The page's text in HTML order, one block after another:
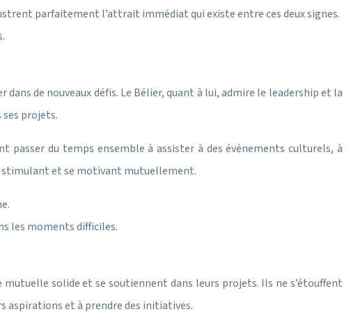
parfaitement l’attrait immédiat qui existe entre ces deux signes.
de nouveaux défis. Le Bélier, quant à lui, admire le leadership et la
projets.
du temps ensemble à assister à des événements culturels, à
stimulant et se motivant mutuellement.
les moments difficiles.
mutuelle solide et se soutiennent dans leurs projets. Ils ne s’étouffent
aspirations et à prendre des initiatives.